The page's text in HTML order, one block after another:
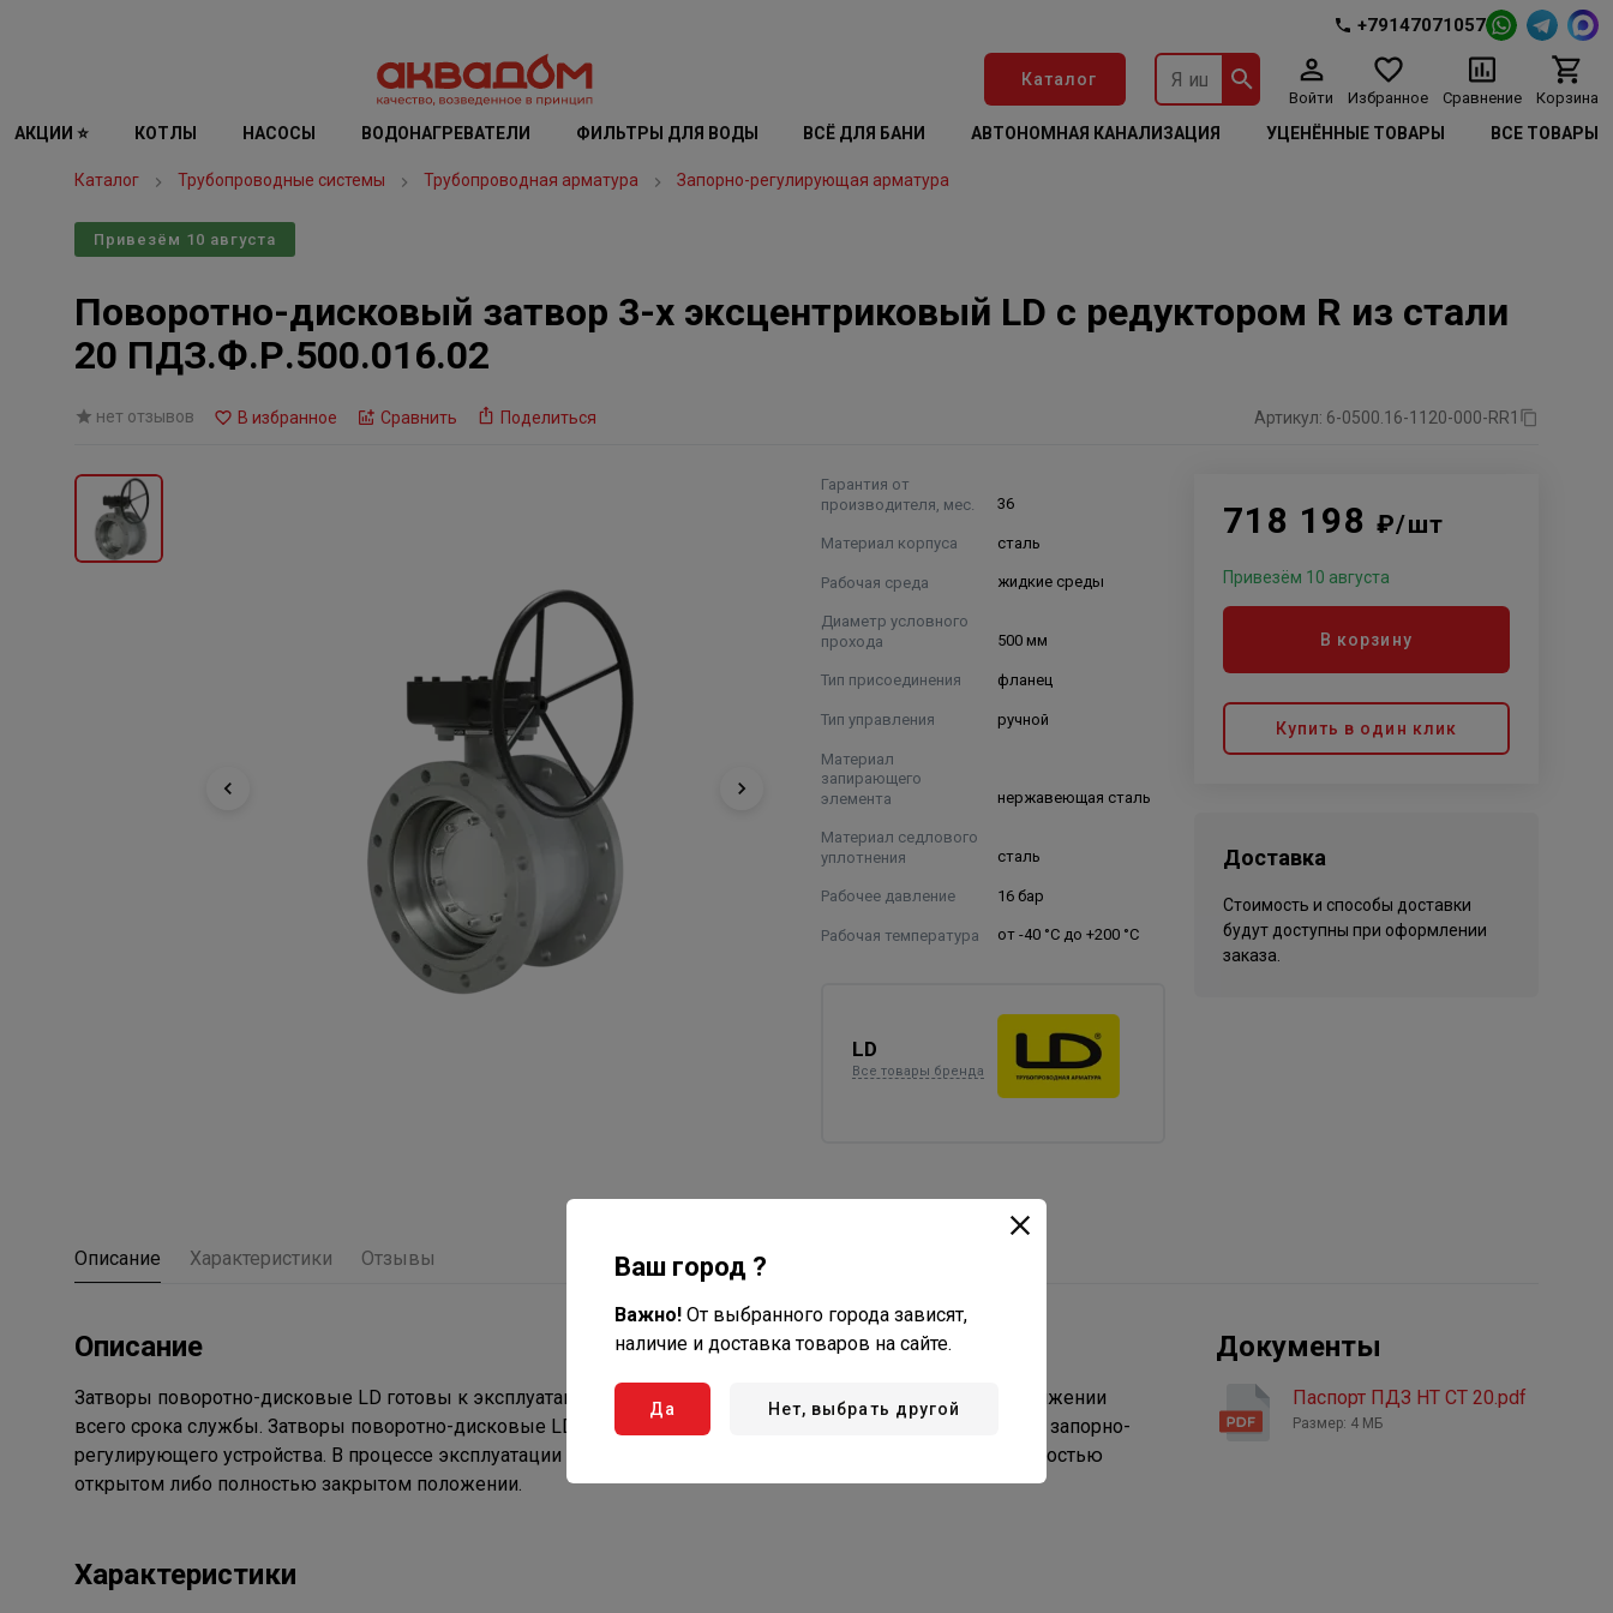
+79147071057
Каталог
Войти Избранное Сравнение Корзина
АКЦИИ ⭐ КОТЛЫ НАСОСЫ ВОДОНАГРЕВАТЕЛИ ФИЛЬТРЫ ДЛЯ ВОДЫ ВСЁ ДЛЯ БАНИ АВТОНОМНАЯ КАНАЛИЗАЦИЯ УЦЕНЁННЫЕ ТОВАРЫ ВСЕ ТОВАРЫ
Каталог Трубопроводные системы Трубопроводная арматура Запорно-регулирующая арматура
Привезём 10 августа
Поворотно-дисковый затвор 3-х эксцентриковый LD с редуктором R из стали
20 ПДЗ.Ф.Р.500.016.02
нет отзывов В избранное Сравнить Поделиться Артикул: 6-0500.16-1120-000-RR1
Гарантия от
производителя, мес.
36
Материал корпуса сталь
Рабочая среда жидкие среды
Диаметр условного
прохода
500 мм
Тип присоединения фланец
Тип управления ручной
Материал
запирающего
элемента
нержавеющая сталь
Материал седлового
уплотнения
сталь
Рабочее давление 16 бар
Рабочая температура от -40 °C до +200 °C
LD
Все товары бренда
718 198 ₽/шт
Привезём 10 августа
В корзину
Купить в один клик
Доставка
Стоимость и способы доставки
будут доступны при оформлении
заказа.
Описание Характеристики Отзывы
Описание
Затворы поворотно-дисковые LD готовы к эксплуатации, не требуют технического обслуживания на протяжении
всего срока службы. Затворы поворотно-дисковые LD должны применяться на трубопроводах в качестве запорно-
регулирующего устройства. В процессе эксплуатации могут находиться как в промежуточном, так и в полностью
открытом либо полностью закрытом положении.
Характеристики
Документы
Паспорт ПДЗ НТ СТ 20.pdf
Размер: 4 МБ
Ваш город ?
Важно! От выбранного города зависят,
наличие и доставка товаров на сайте.
Да Нет, выбрать другой